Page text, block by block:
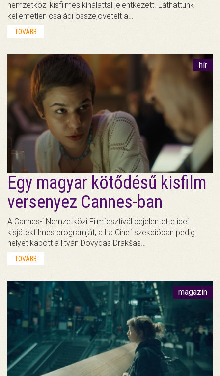
nemzetközi kisfilmes kínálattal jelentkezett. Láthattunk
kellemetlen családi összejövetelt a…
TOVÁBB
hír
Egy magyar kötődésű kisfilm
versenyez Cannes-ban
A Cannes-i Nemzetközi Filmfesztivál bejelentette idei
kisjátékfilmes programját, a La Cinef szekcióban pedig
helyet kapott a litván Dovydas Drakšas…
TOVÁBB
magazin